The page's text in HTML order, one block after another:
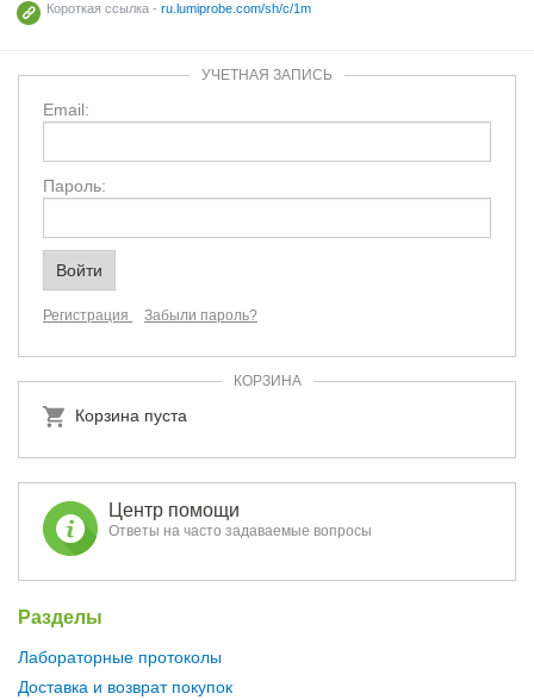
Короткая ссылка - ru.lumiprobe.com/sh/c/1m
УЧЕТНАЯ ЗАПИСЬ
Email:
Пароль:
Регистрация Забыли пароль?
КОРЗИНА
Корзина пуста
Центр помощи
Ответы на часто задаваемые вопросы
Разделы
Лабораторные протоколы
Доставка и возврат покупок